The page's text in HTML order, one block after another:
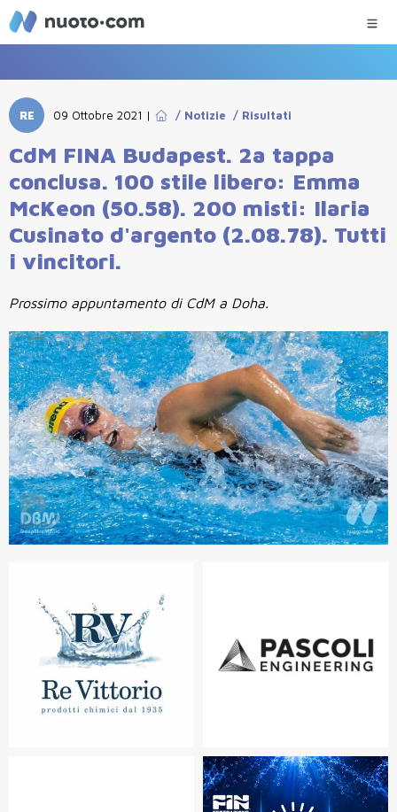
RE 09 Ottobre 2021 | / Notizie / Risultati
CdM FINA Budapest. 2a tappa
conclusa. 100 stile libero: Emma
McKeon (50.58). 200 misti: Ilaria
Cusinato d'argento (2.08.78). Tutti
i vincitori.
Prossimo appuntamento di CdM a Doha.